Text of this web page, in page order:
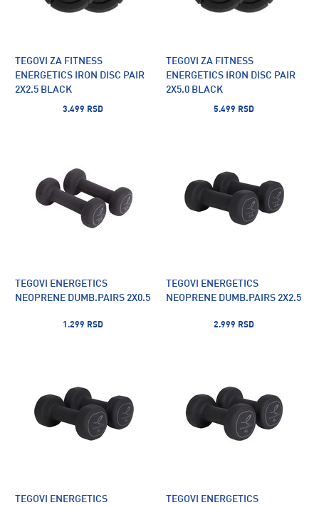
TEGOVI ZA FITNESS
ENERGETICS IRON DISC PAIR
2X2.5 BLACK
3.499 RSD
TEGOVI ZA FITNESS
ENERGETICS IRON DISC PAIR
2X5.0 BLACK
5.499 RSD
TEGOVI ENERGETICS
NEOPRENE DUMB.PAIRS 2X0.5
1.299 RSD
TEGOVI ENERGETICS
NEOPRENE DUMB.PAIRS 2X2.5
2.999 RSD
TEGOVI ENERGETICS
TEGOVI ENERGETICS